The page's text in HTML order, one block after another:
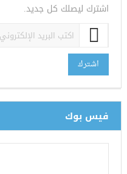
اشترك ليصلك كل جديد.
اشترك
فيس بوك